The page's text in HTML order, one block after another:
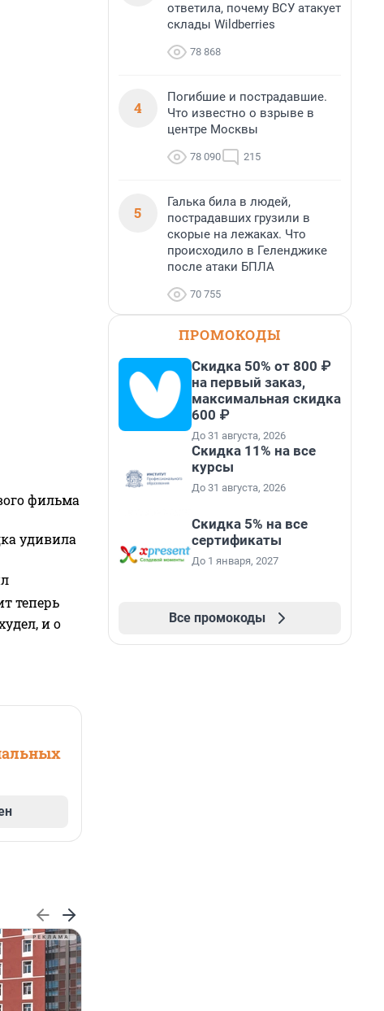
фильма
удивила
теперь
и о
ответила, почему ВСУ атакует
склады Wildberries
78 868
4
Погибшие и пострадавшие.
Что известно о взрыве в
центре Москвы
78 090 215
5
Галька била в людей,
пострадавших грузили в
скорые на лежаках. Что
происходило в Геленджике
после атаки БПЛА
70 755
ПРОМОКОДЫ
Скидка 50% от 800 ₽
на первый заказ,
максимальная скидка
600 ₽
До 31 августа, 2026
Скидка 11% на все
курсы
До 31 августа, 2026
Скидка 5% на все
сертификаты
До 1 января, 2027
Все промокоды